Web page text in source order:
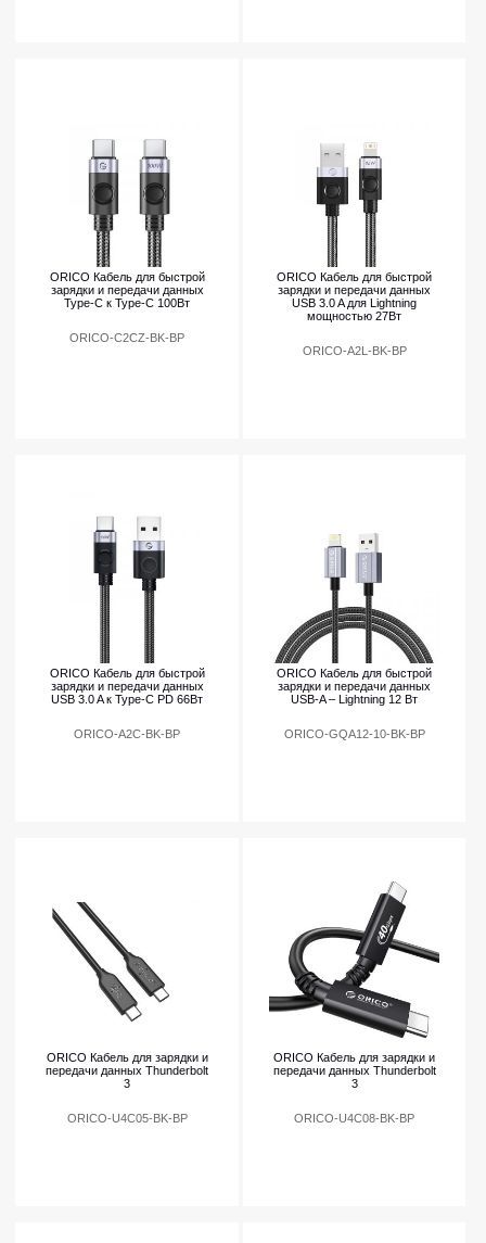
ORICO Кабель для быстрой
зарядки и передачи данных
Type-C к Type-C 100Вт
ORICO-C2CZ-BK-BP
ORICO Кабель для быстрой
зарядки и передачи данных
USB 3.0 A для Lightning
мощностью 27Вт
ORICO-A2L-BK-BP
ORICO Кабель для быстрой
зарядки и передачи данных
USB 3.0 A к Type-C PD 66Вт
ORICO-A2C-BK-BP
ORICO Кабель для быстрой
зарядки и передачи данных
USB-A – Lightning 12 Вт
ORICO-GQA12-10-BK-BP
ORICO Кабель для зарядки и
передачи данных Thunderbolt
3
ORICO-U4C05-BK-BP
ORICO Кабель для зарядки и
передачи данных Thunderbolt
3
ORICO-U4C08-BK-BP